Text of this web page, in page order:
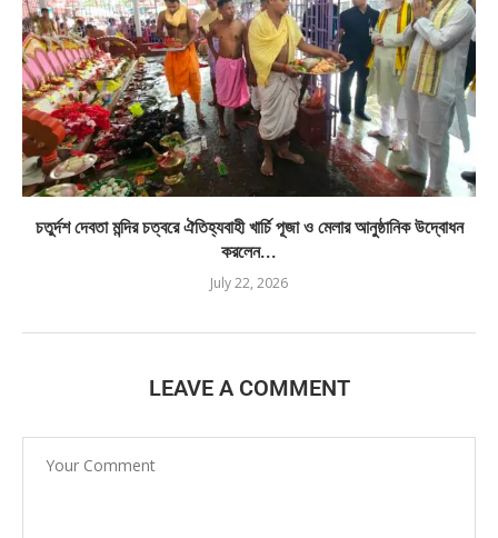
চতুর্দশ দেবতা মন্দির চত্বরে ঐতিহ্যবাহী খার্চি পূজা ও মেলার আনুষ্ঠানিক উদ্বোধন
করলেন...
July 22, 2026
LEAVE A COMMENT